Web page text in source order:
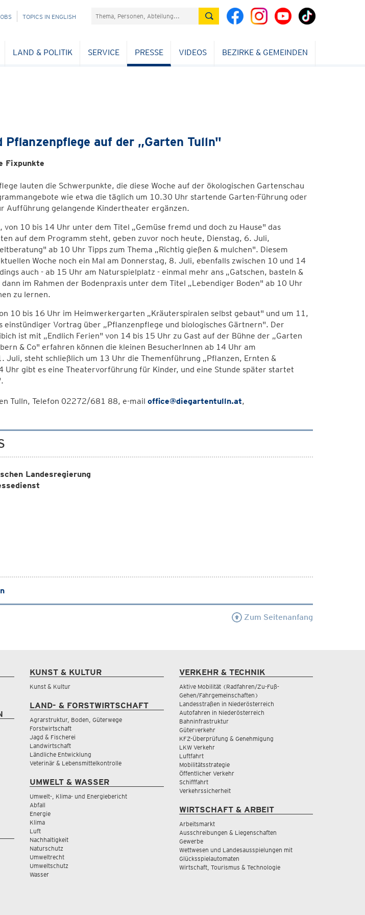
TOPICS IN ENGLISH Suchefeld
LAND & POLITIK SERVICE PRESSE VIDEOS BEZIRKE & GEMEINDEN
Pflanzenpflege auf der „Garten Tulln"
Fixpunkte
lauten die Schwerpunkte, die diese Woche auf der ökologischen Gartenschau
wie etwa die täglich um 10.30 Uhr startende Garten-Führung oder
Aufführung gelangende Kindertheater ergänzen.
10 bis 14 Uhr unter dem Titel „Gemüse fremd und doch zu Hause" das
auf dem Programm steht, geben zuvor noch heute, Dienstag, 6. Juli,
ab 10 Uhr Tipps zum Thema „Richtig gießen & mulchen". Diesem
Woche noch ein Mal am Donnerstag, 8. Juli, ebenfalls zwischen 10 und 14
auch - ab 15 Uhr am Naturspielplatz - einmal mehr ans „Gatschen, basteln &
im Rahmen der Bodenpraxis unter dem Titel „Lebendiger Boden" ab 10 Uhr
zu lernen.
10 bis 16 Uhr im Heimwerkergarten „Kräuterspiralen selbst gebaut" und um 11,
Vortrag über „Pflanzenpflege und biologisches Gärtnern". Der
ist mit „Endlich Ferien" von 14 bis 15 Uhr zu Gast auf der Bühne der „Garten
& Co" erfahren können die kleinen BesucherInnen ab 14 Uhr am
Juli, steht schließlich um 13 Uhr die Themenführung „Pflanzen, Ernten &
Uhr gibt es eine Theatervorführung für Kinder, und eine Stunde später startet
Tulln, Telefon 02272/681 88, e-mail office@diegartentulln.at,
Landesregierung
Zum Seitenanfang
KUNST & KULTUR
Kunst & Kultur
LAND- & FORSTWIRTSCHAFT
Agrarstruktur, Boden, Güterwege
Forstwirtschaft
Jagd & Fischerei
Landwirtschaft
Ländliche Entwicklung
Veterinär & Lebensmittelkontrolle
UMWELT & WASSER
Umwelt-, Klima- und Energiebericht
Abfall
Energie
Klima
Luft
Nachhaltigkeit
Naturschutz
Umweltrecht
Umweltschutz
Wasser
VERKEHR & TECHNIK
Aktive Mobilität (Radfahren/Zu-Fuß-
Gehen/Fahrgemeinschaften)
Landesstraßen in Niederösterreich
Autofahren in Niederösterreich
Bahninfrastruktur
Güterverkehr
KFZ-Überprüfung & Genehmigung
LKW Verkehr
Luftfahrt
Mobilitätsstrategie
Öffentlicher Verkehr
Schifffahrt
Verkehrssicherheit
WIRTSCHAFT & ARBEIT
Arbeitsmarkt
Ausschreibungen & Liegenschaften
Gewerbe
Wettwesen und Landesausspielungen mit
Glücksspielautomaten
Wirtschaft, Tourismus & Technologie